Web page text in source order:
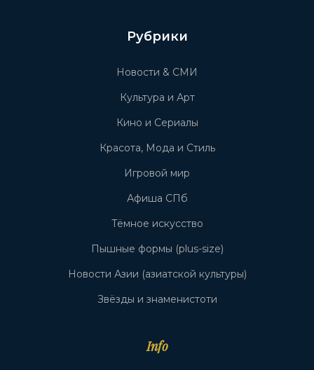
Рубрики
Новости & СМИ
Культура и Арт
Кино и Сериалы
Красота, Мода и Стиль
Игровой мир
Афиша СПб
Тёмное искусство
Пышные формы (plus-size)
Новости Азии (азиатской культуры)
Звёзды и знаменистоти
Info